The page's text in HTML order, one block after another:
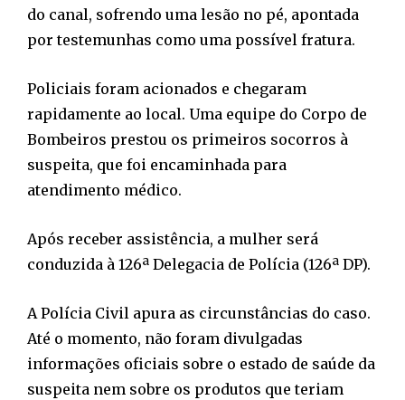
do canal, sofrendo uma lesão no pé, apontada
por testemunhas como uma possível fratura.
Policiais foram acionados e chegaram
rapidamente ao local. Uma equipe do Corpo de
Bombeiros prestou os primeiros socorros à
suspeita, que foi encaminhada para
atendimento médico.
Após receber assistência, a mulher será
conduzida à 126ª Delegacia de Polícia (126ª DP).
A Polícia Civil apura as circunstâncias do caso.
Até o momento, não foram divulgadas
informações oficiais sobre o estado de saúde da
suspeita nem sobre os produtos que teriam